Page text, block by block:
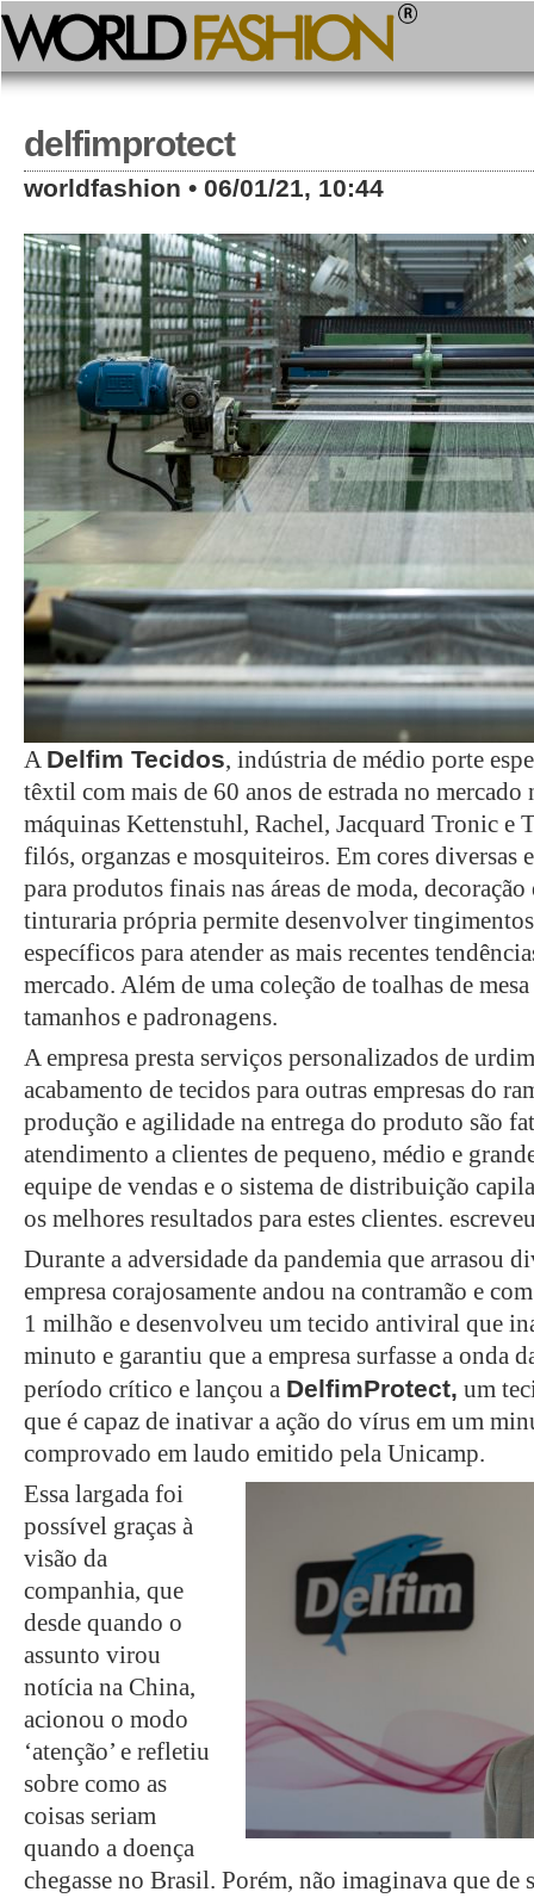
delfimprotect
worldfashion • 06/01/21, 10:44
A Delfim Tecidos, indústria de médio porte
têxtil com mais de 60 anos de estrada no
máquinas Kettenstuhl, Rachel, Jacquard Tronic e
filós, organzas e mosquiteiros. Em cores diversas
para produtos finais nas áreas de moda, decoração
tinturaria própria permite desenvolver tingimentos
específicos para atender as mais recentes
mercado. Além de uma coleção de toalhas de
tamanhos e padronagens.
A empresa presta serviços personalizados de
acabamento de tecidos para outras empresas do
produção e agilidade na entrega do produto são
atendimento a clientes de pequeno, médio e
equipe de vendas e o sistema de distribuição
os melhores resultados para estes clientes.
Durante a adversidade da pandemia que arrasou
empresa corajosamente andou na contramão e
1 milhão e desenvolveu um tecido antiviral que
minuto e garantiu que a empresa surfasse a onda
período crítico e lançou a DelfimProtect, um
que é capaz de inativar a ação do vírus em um
comprovado em laudo emitido pela Unicamp.
Essa largada foi
possível graças à
visão da
companhia, que
desde quando o
assunto virou
notícia na China,
acionou o modo
‘atenção’ e refletiu
sobre como as
coisas seriam
quando a doença
chegasse no Brasil. Porém, não imaginava que de